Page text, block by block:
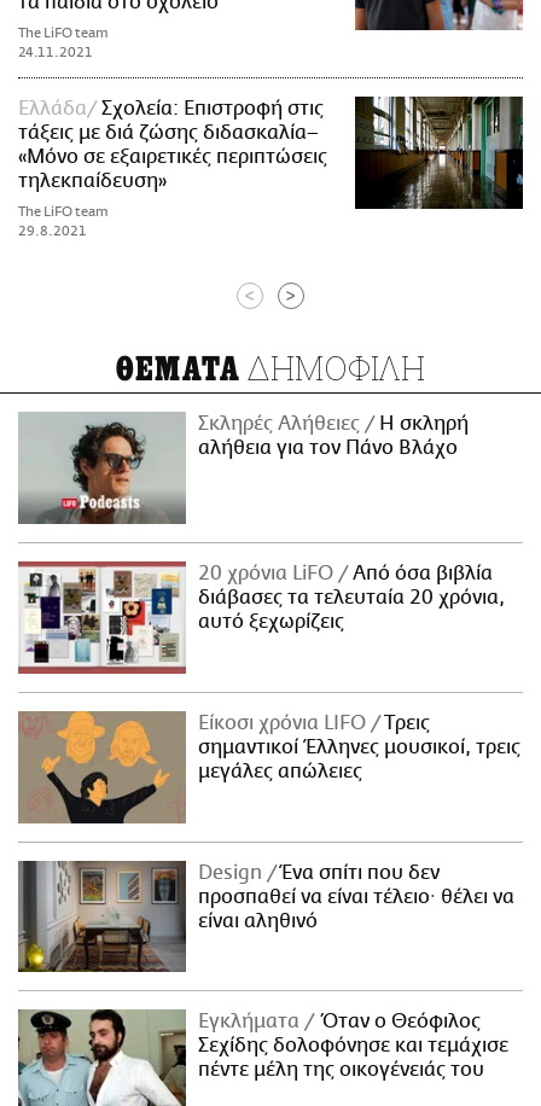
The LiFO team
24.11.2021
Ελλάδα
Σχολεία: Επιστροφή στις
τάξεις με διά ζώσης διδασκαλία–
«Μόνο σε εξαιρετικές περιπτώσεις
τηλεκπαίδευση»
The LiFO team
29.8.2021
< >
ΘΕΜΑΤΑ ΔΗΜΟΦΙΛΗ
Σκληρές Αλήθειες
H σκληρή
αλήθεια για τον Πάνο Βλάχο
20 χρόνια LiFO
Από όσα βιβλία
διάβασες τα τελευταία 20 χρόνια,
αυτό ξεχωρίζεις
Είκοσι χρόνια LIFO
Tρεις
σημαντικοί Έλληνες μουσικοί, τρεις
μεγάλες απώλειες
Design
Ένα σπίτι που δεν
προσπαθεί να είναι τέλειο· θέλει να
είναι αληθινό
Εγκλήματα
Όταν ο Θεόφιλος
Σεχίδης δολοφόνησε και τεμάχισε
πέντε μέλη της οικογένειάς του